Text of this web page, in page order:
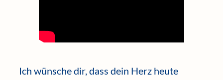
Ich wünsche dir, dass dein Herz heute